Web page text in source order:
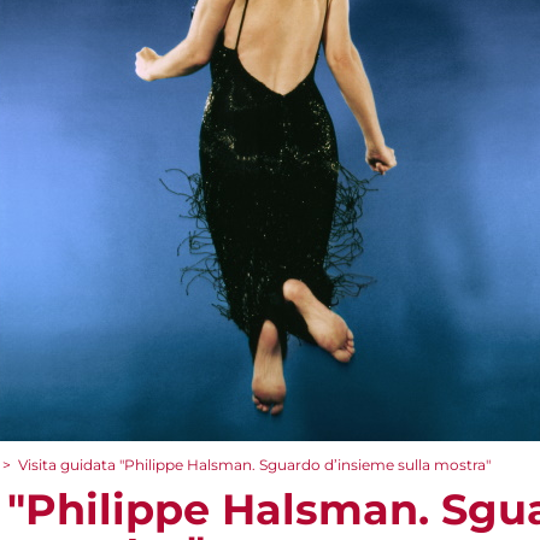
> Visita guidata "Philippe Halsman. Sguardo d’insieme sulla mostra"
Halsman.